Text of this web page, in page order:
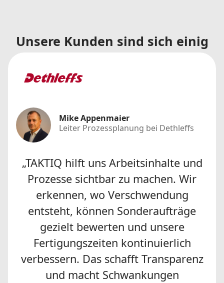
Unsere Kunden sind sich einig
Mike Appenmaier
Leiter Prozessplanung bei Dethleffs
„TAKTIQ hilft uns Arbeitsinhalte und
Prozesse sichtbar zu machen. Wir
erkennen, wo Verschwendung
entsteht, können Sonderaufträge
gezielt bewerten und unsere
Fertigungszeiten kontinuierlich
verbessern. Das schafft Transparenz
und macht Schwankungen